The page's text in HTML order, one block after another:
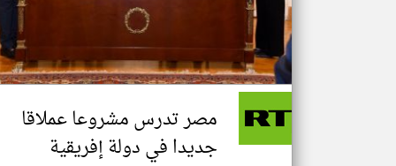
مصر تدرس مشروعا عملاقا
جديدا في دولة إفريقية